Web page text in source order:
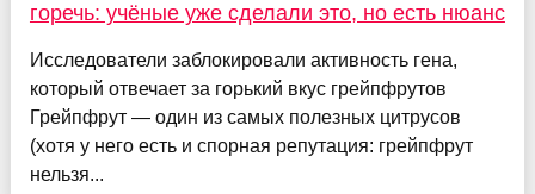
горечь: учёные уже сделали это, но есть нюанс
Исследователи заблокировали активность гена,
который отвечает за горький вкус грейпфрутов
Грейпфрут — один из самых полезных цитрусов
(хотя у него есть и спорная репутация: грейпфрут
нельзя...